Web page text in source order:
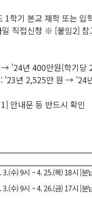
학기 본교 재학 또는 입
일 직접신청 ※ [붙임2] 참
'24년 400만원(학기당
'23년 2,525만 원 →
안내문 등 반드시 확인
3.(수) 9시 ~ 4. 25.(목) 18시 [분
3.(수) 9시 ~ 4. 26.(금) 17시 [분